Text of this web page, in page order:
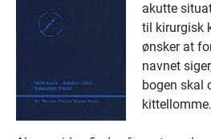
akutte
til kirurgisk
ønsker at
navnet
bogen skal
kittellomme.